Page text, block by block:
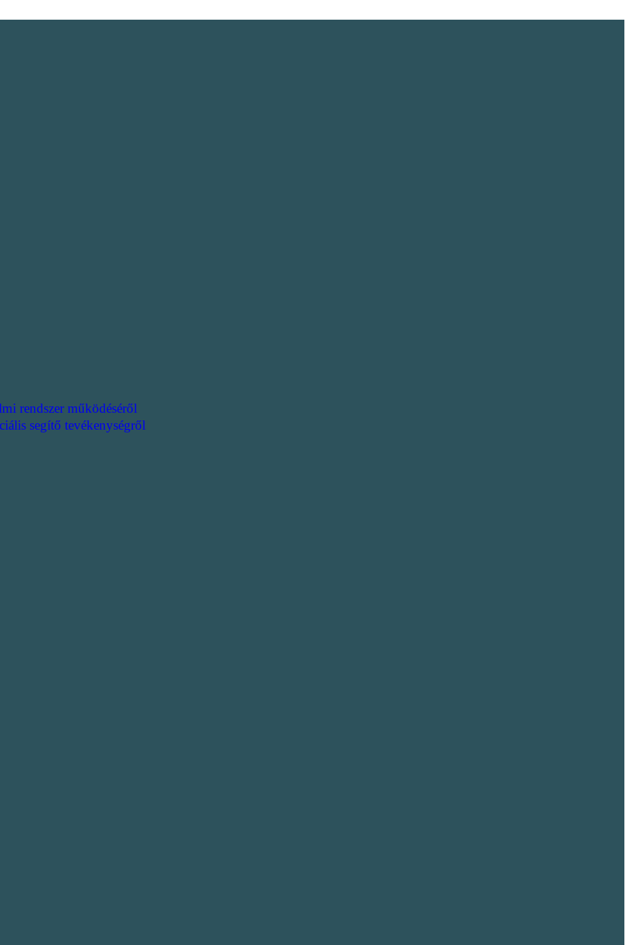
rendszer működéséről
segítő tevékenységről